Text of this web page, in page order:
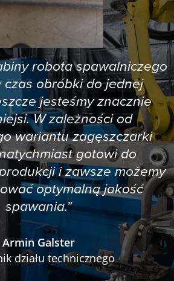
robota spawalniczego
czas obróbki do jednej
jesteśmy znacznie
W zależności od
wariantu zagęszczarki
gotowi do
i zawsze możemy
optymalną jakość
spawania.”
Armin Galster
działu technicznego